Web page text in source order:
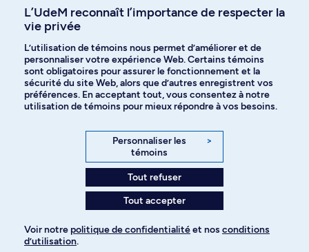
Langues
Facebook Instagram
YouTube
Politique de confidentialité
L’UdeM reconnaît l’importance de respecter la
vie privée
L’utilisation de témoins nous permet d’améliorer et de
personnaliser votre expérience Web. Certains témoins
sont obligatoires pour assurer le fonctionnement et la
sécurité du site Web, alors que d’autres enregistrent vos
préférences. En acceptant tout, vous consentez à notre
utilisation de témoins pour mieux répondre à vos besoins.
Personnaliser les
témoins
>
Tout refuser
Tout accepter
Voir notre politique de confidentialitéet nos conditions
d’utilisation.